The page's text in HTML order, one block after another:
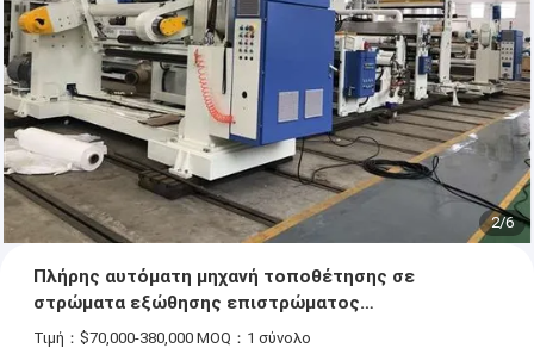
2/6
Πλήρης αυτόματη μηχανή τοποθέτησης σε
στρώματα εξώθησης επιστρώματος
LDPE/HDPE/EVA εγγράφου πλάτους 1600mm
Τιμή：$70,000-380,000 MOQ：1 σύνολο